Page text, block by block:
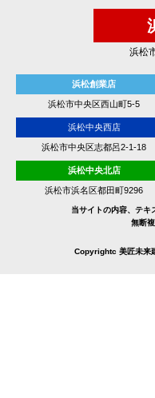
浜松
浜松創業店
浜松市中央区西山町5-5
浜松中央西店
浜松市中央区志都呂2-1-18
浜松中央北店
浜松市浜名区都田町9296
当サイトの内容、テキ
無断
Copyrightc 美匠未来